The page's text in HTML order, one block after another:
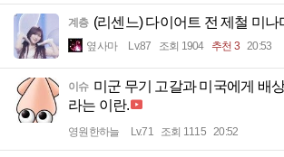
계층 (리센느) 다이어트 전 제철 미나
옆사마 Lv.87 조회 1904 추천 3 20:53
이슈 미군 무기 고갈과 미국에게 배
라는 이란.
영원한하늘 Lv.71 조회 1115 20:52